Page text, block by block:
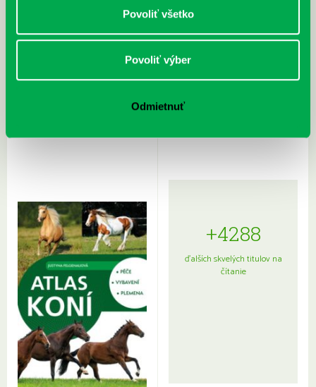
Povoliť všetko
Povoliť výber
Odmietnuť
Sprievodca po hviezdnej oblohe
kompletný sprievodca
+4288
ďalších skvelých titulov na
čítanie